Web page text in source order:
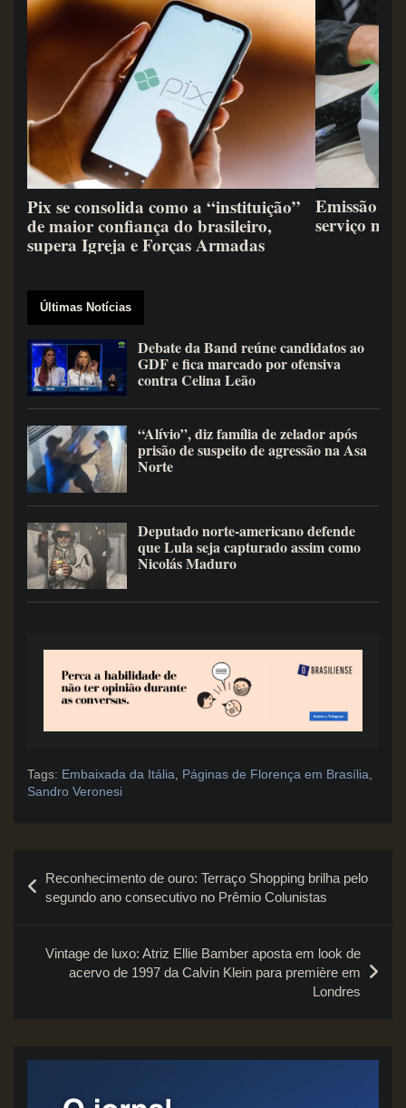
Pix se consolida como a “instituição”
de maior confiança do brasileiro,
supera Igreja e Forças Armadas
Emissão
serviço
Últimas Notícias
Debate da Band reúne candidatos ao
GDF e fica marcado por ofensiva
contra Celina Leão
“Alívio”, diz família de zelador após
prisão de suspeito de agressão na Asa
Norte
Deputado norte-americano defende
que Lula seja capturado assim como
Nicolás Maduro
Tags: Embaixada da Itália Páginas de Florença em Brasília
Sandro Veronesi
de
Reconhecimento de ouro: Terraço Shopping brilha pelo
segundo ano consecutivo no Prêmio Colunistas
Vintage de luxo: Atriz Ellie Bamber aposta em look de
acervo de 1997 da Calvin Klein para première em
Londres